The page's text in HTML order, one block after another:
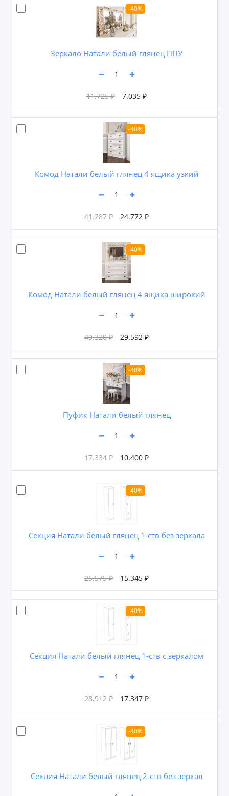
-40%
Зеркало Натали белый глянец ППУ
11.725 ₽ 7.035 ₽
-40%
Комод Натали белый глянец 4 ящика узкий
41.287 ₽ 24.772 ₽
-40%
Комод Натали белый глянец 4 ящика широкий
49.320 ₽ 29.592 ₽
-40%
Пуфик Натали белый глянец
17.334 ₽ 10.400 ₽
-40%
Секция Натали белый глянец 1-ств без зеркала
25.575 ₽ 15.345 ₽
-40%
Секция Натали белый глянец 1-ств с зеркалом
28.912 ₽ 17.347 ₽
-40%
Секция Натали белый глянец 2-ств без зеркал